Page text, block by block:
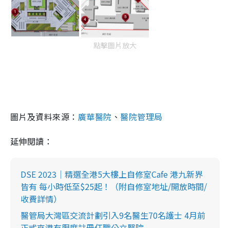
點擊圖片放大
圖片及資料來源： 廣華醫院 、醫院管理局
延伸閱讀：
DSE 2023｜精選全港5大樓上自修室Cafe 港九新界
皆有 每小時低至$25起！（附自修室地址/開放時間/
收費詳情）
醫管局大灣區交流計劃引入9名醫生70名護士 4月前